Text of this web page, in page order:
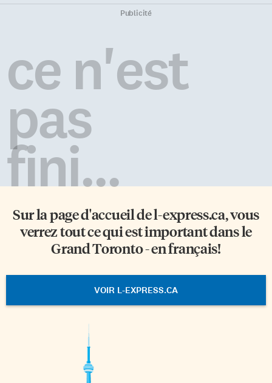
Publicité
ce n'est
pas
fini...
Sur la page d'accueil del-express.ca, vous
verrez tout ce qui est important dans le
Grand Toronto - en français!
VOIR L-EXPRESS.CA